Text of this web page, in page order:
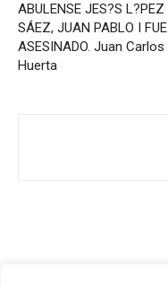
ABULENSE JES?S L?PEZ
SÁEZ, JUAN PABLO I FUE
ASESINADO. Juan Carlos
Huerta